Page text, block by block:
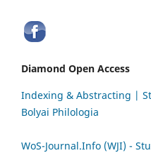
Diamond Open Access
Indexing & Abstracting |
Bolyai Philologia
WoS-Journal.Info (WJI) -